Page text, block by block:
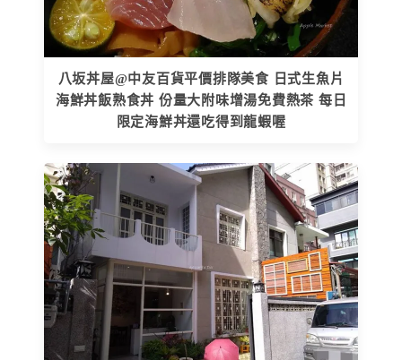
八坂丼屋@中友百貨平價排隊美食 日式生魚片
海鮮丼飯熟食丼 份量大附味增湯免費熱茶 每日
限定海鮮丼還吃得到龍蝦喔